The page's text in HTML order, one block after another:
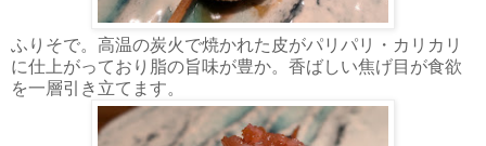
ふりそで。高温の炭火で焼かれた皮がパリパリ・カリカリ
に仕上がっており脂の旨味が豊か。香ばしい焦げ目が食欲
を一層引き立てます。